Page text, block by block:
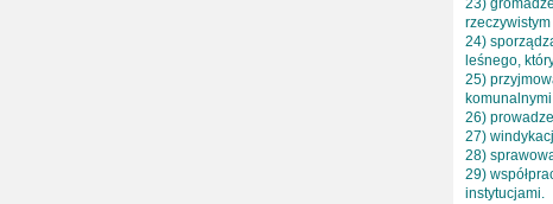
23)
24)
leśnego,
25)
26)
27)
28)
29)
instytucjami.